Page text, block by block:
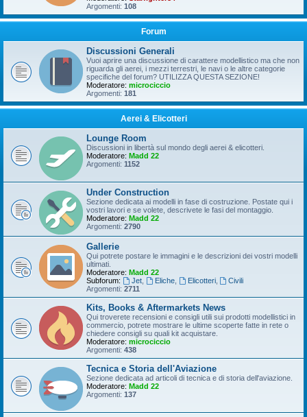
Argomenti: 108
Forum
Discussioni Generali
Vuoi aprire una discussione di carattere modellistico ma che non
riguarda gli aerei, i mezzi terrestri, le navi o le altre categorie
specifiche del forum? UTILIZZA QUESTA SEZIONE!
Moderatore: microciccio
Argomenti: 181
Aerei & Elicotteri
Lounge Room
Discussioni in libertà sul mondo degli aerei & elicotteri.
Moderatore: Madd 22
Argomenti: 1152
Under Construction
Sezione dedicata ai modelli in fase di costruzione. Postate qui i
vostri lavori e se volete, descrivete le fasi del montaggio.
Moderatore: Madd 22
Argomenti: 2790
Gallerie
Qui potrete postare le immagini e le descrizioni dei vostri modelli
ultimati.
Moderatore: Madd 22
Subforum:
Jet, Eliche, Elicotteri,
Civili
Argomenti: 2711
Kits, Books & Aftermarkets News
Qui troverete recensioni e consigli utili sui prodotti modellistici in
commercio, potrete mostrare le ultime scoperte fatte in rete o
chiedere consigli su quali kit acquistare.
Moderatore: microciccio
Argomenti: 438
Tecnica e Storia dell'Aviazione
Sezione dedicata ad articoli di tecnica e di storia dell'aviazione.
Moderatore: Madd 22
Argomenti: 137